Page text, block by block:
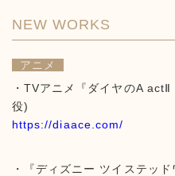
NEW WORKS
アニメ
・TVアニメ『ダイヤのA
役)
https://diaace.com/
・『ディズニー ツイステッ